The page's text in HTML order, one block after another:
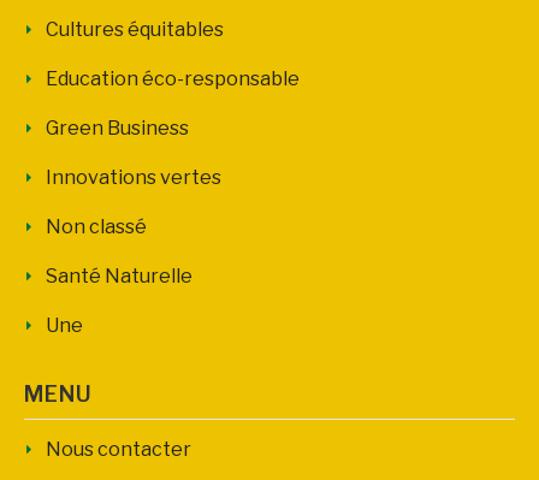
Cultures équitables
Education éco-responsable
Green Business
Innovations vertes
Non classé
Santé Naturelle
Une
MENU
Nous contacter